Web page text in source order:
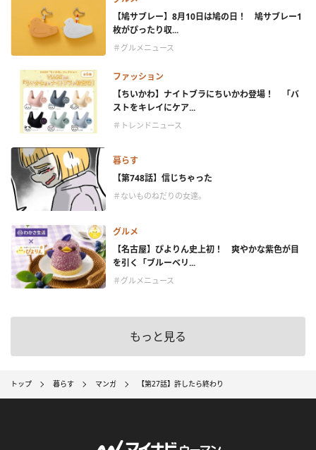
【鳩サブレー】8月10日は鳩の日！ 鳩サブレー1
枚がぴったり収...
＃グルメニュース
ファッション
【ちいかわ】ナイトブラにちいかわ登場！ 「バ
ストをキレイにケア...
＃トレンドニュース
暮らす
【第748話】信じちゃった
＃ないものねだりの女達。
グルメ
【名古屋】ぴよりん史上初！ 爽やかな紫色が目
を引く「ブルーベリ...
＃グルメニュース
もっと見る
トップ 暮らす マンガ 【第27話】許したら終わり